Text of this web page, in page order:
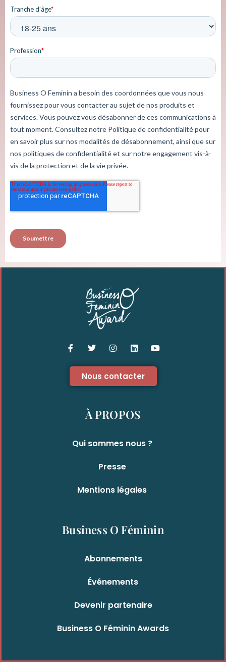
Nous contacter
À PROPOS
Qui sommes nous ?
Presse
Mentions légales
Business O Féminin
Abonnements
Événements
Devenir partenaire
Business O Féminin Awards